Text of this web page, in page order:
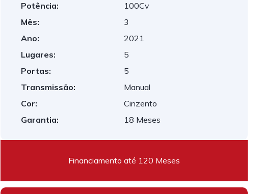
Potência:
100Cv
Mês:
3
Ano:
2021
Lugares:
5
Portas:
5
Transmissão:
Manual
Cor:
Cinzento
Garantia:
18 Meses
Financiamento até 120 Meses